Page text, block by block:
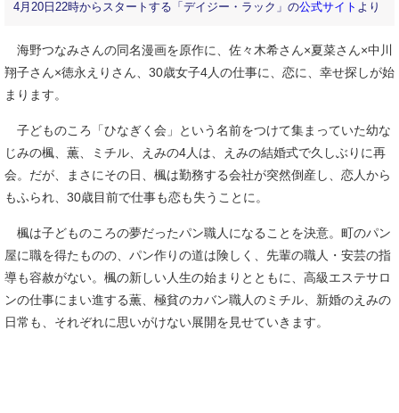
4月20日22時からスタートする「デイジー・ラック」の公式サイト より
海野つなみさんの同名漫画を原作に、佐々木希さん×夏菜さん×中川
翔子さん×徳永えりさん、30歳女子4人の仕事に、恋に、幸せ探しが始
まります。
子どものころ「ひなぎく会」という名前をつけて集まっていた幼な
じみの楓、薫、ミチル、えみの4人は、えみの結婚式で久しぶりに再
会。だが、まさにその日、楓は勤務する会社が突然倒産し、恋人から
もふられ、30歳目前で仕事も恋も失うことに。
楓は子どものころの夢だったパン職人になることを決意。町のパン
屋に職を得たものの、パン作りの道は険しく、先輩の職人・安芸の指
導も容赦がない。楓の新しい人生の始まりとともに、高級エステサロ
ンの仕事にまい進する薫、極貧のカバン職人のミチル、新婚のえみの
日常も、それぞれに思いがけない展開を見せていきます。